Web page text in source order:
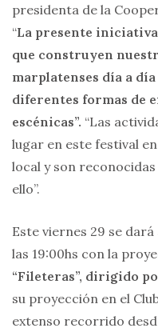
presidenta de la
“La presente
que construyen
marplatenses día a
diferentes formas de
escénicas”. “Las
lugar en este festival
local y son
ello”.
Este viernes 29 se
las 19:00hs con la
“Fileteras”, dirigido
su proyección en el
extenso recorrido